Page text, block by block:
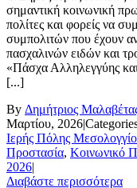
σημαντική κοινωνική
πολίτες και φορείς να
συμπολιτών που έχουν
πασχαλινών ειδών και
«Πάσχα Αλληλεγγύης
[...]
By Δημήτριος
Μαρτίου, 2026|
Ιερής Πόλης
Προστασία, Κοινωνικό
2026|
Διαβάστε περισσότερα